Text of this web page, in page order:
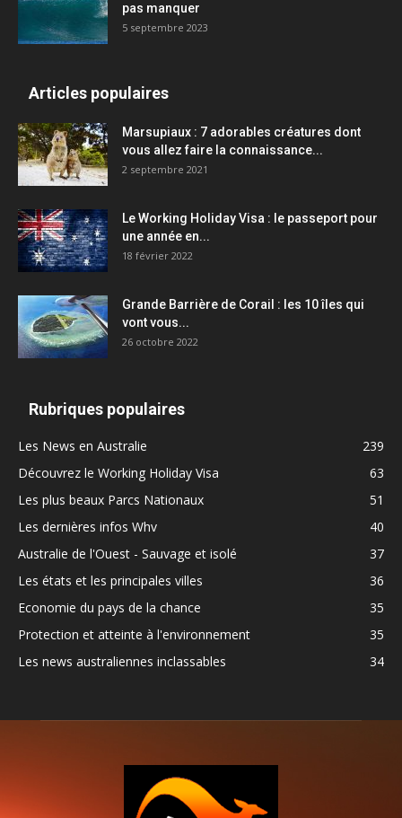
pas manquer
5 septembre 2023
Articles populaires
Marsupiaux : 7 adorables créatures dont
vous allez faire la connaissance...
2 septembre 2021
Le Working Holiday Visa : le passeport pour
une année en...
18 février 2022
Grande Barrière de Corail : les 10 îles qui
vont vous...
26 octobre 2022
Rubriques populaires
Les News en Australie
239
Découvrez le Working Holiday Visa
63
Les plus beaux Parcs Nationaux
51
Les dernières infos Whv
40
Australie de l'Ouest - Sauvage et isolé
37
Les états et les principales villes
36
Economie du pays de la chance
35
Protection et atteinte à l'environnement
35
Les news australiennes inclassables
34